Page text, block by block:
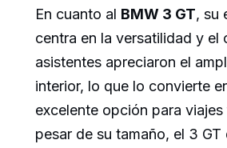
En cuanto al BMW 3 GT, su
centra en la versatilidad y el
asistentes apreciaron el
interior, lo que lo convierte
excelente opción para
pesar de su tamaño, el 3 GT